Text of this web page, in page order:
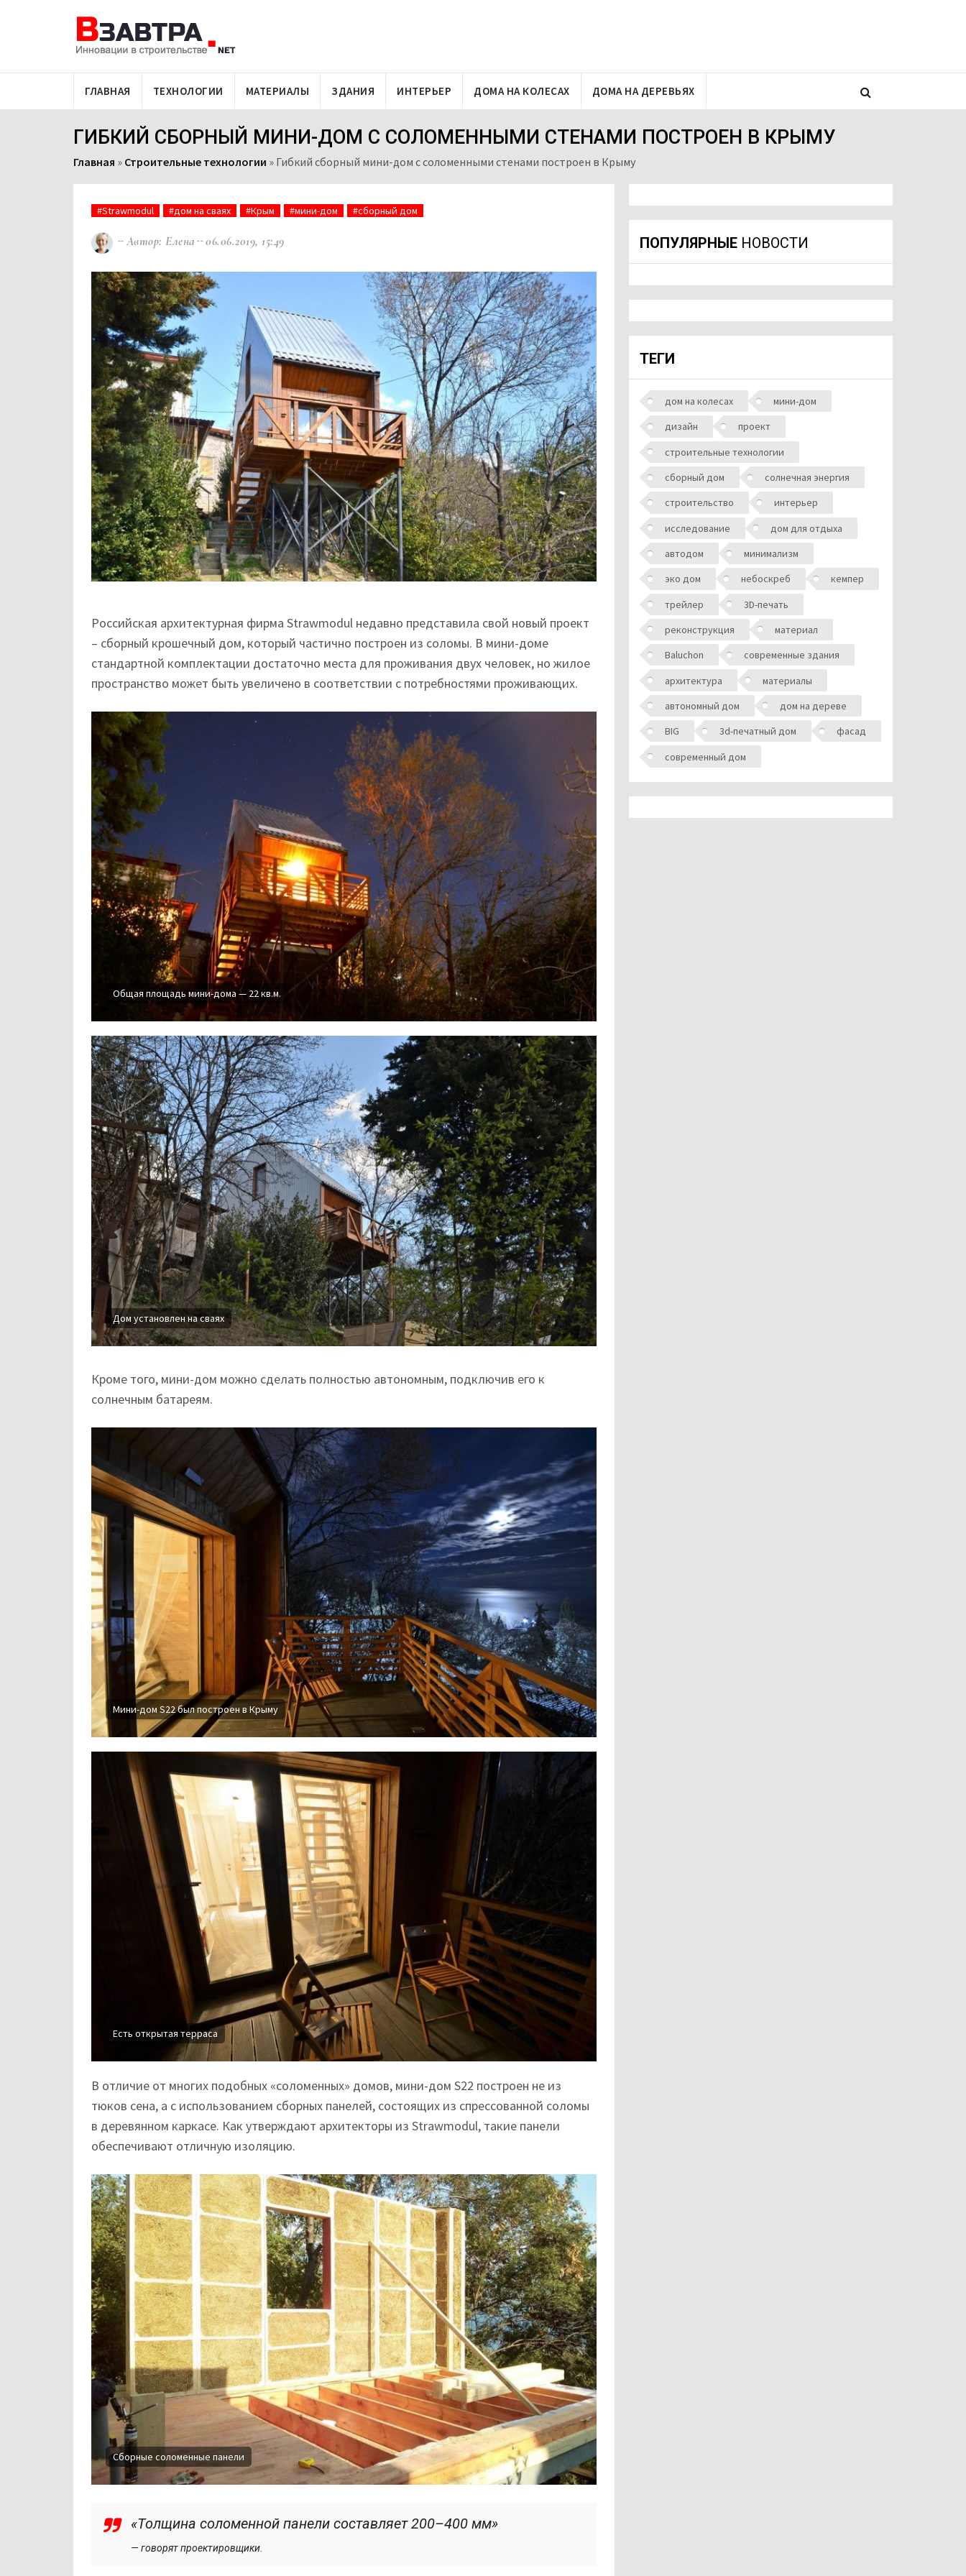
ГЛАВНАЯ ТЕХНОЛОГИИ МАТЕРИАЛЫ ЗДАНИЯ ИНТЕРЬЕР ДОМА НА КОЛЕСАХ ДОМА НА ДЕРЕВЬЯХ
ГИБКИЙ СБОРНЫЙ МИНИ-ДОМ С СОЛОМЕННЫМИ СТЕНАМИ ПОСТРОЕН В КРЫМУ
Главная » Строительные технологии » Гибкий сборный мини-дом с соломенными стенами построен в Крыму
#Strawmodul #дом на сваях #Крым #мини-дом #сборный дом
Автор: Елена 06.06.2019, 15:49
Российская архитектурная фирма Strawmodul недавно представила свой новый проект
– сборный крошечный дом, который частично построен из соломы. В мини-доме
стандартной комплектации достаточно места для проживания двух человек, но жилое
пространство может быть увеличено в соответствии с потребностями проживающих.
Общая площадь мини-дома — 22 кв.м.
Дом установлен на сваях
Кроме того, мини-дом можно сделать полностью автономным, подключив его к
солнечным батареям.
Мини-дом S22 был построен в Крыму
Есть открытая терраса
В отличие от многих подобных «соломенных» домов, мини-дом S22 построен не из
тюков сена, а с использованием сборных панелей, состоящих из спрессованной соломы
в деревянном каркасе. Как утверждают архитекторы из Strawmodul, такие панели
обеспечивают отличную изоляцию.
Сборные соломенные панели
«Толщина соломенной панели составляет 200–400 мм»
— говорят проектировщики.
ПОПУЛЯРНЫЕ НОВОСТИ
ТЕГИ
дом на колесах
мини-дом
дизайн
проект
строительные технологии
сборный дом
солнечная энергия
строительство
интерьер
исследование
дом для отдыха
автодом
минимализм
эко дом
небоскреб
кемпер
трейлер
3D-печать
реконструкция
материал
Baluchon
современные здания
архитектура
материалы
автономный дом
дом на дереве
BIG
3d-печатный дом
фасад
современный дом